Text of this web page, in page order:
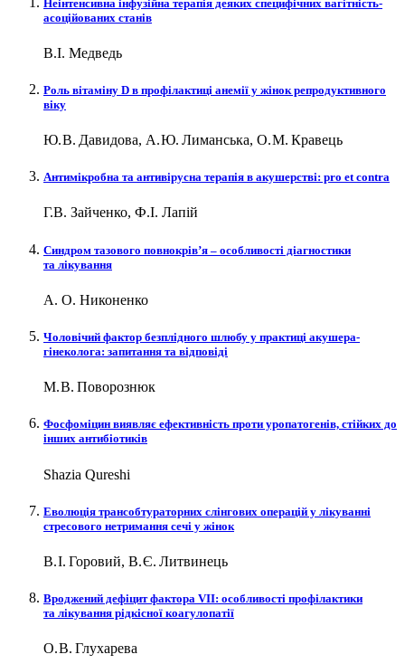
Неінтенсивна інфузійна терапія деяких специфічних вагітність-
асоційованих станів
В.І. Медведь
Роль вітаміну D в профілактиці анемії у жінок репродуктивного
віку
Ю. В. Давидова, А. Ю. Лиманська, О. М. Кравець
Антимікробна та антивірусна терапія в акушерстві: рro et сontra
Г.В. Зайченко, Ф.І. Лапій
Синдром тазового повнокрів’я – ​особливості діагностики
та лікування
А. О. Никоненко
Чоловічий фактор безплідного шлюбу у практиці акушера-
гінеколога: запитання та відповіді
М. В. Поворознюк
Фосфоміцин виявляє ефективність проти уропатогенів, стійких до
інших антибіотиків
Shazia Qureshi
Еволюція трансобтураторних слінгових операцій у лікуванні
стресового нетримання сечі у жінок
В. І. Горовий, В. Є. Литвинець
Вроджений дефіцит фактора VII: особливості профілактики
та лікування рідкісної коагулопатії
О. В. Глухарева